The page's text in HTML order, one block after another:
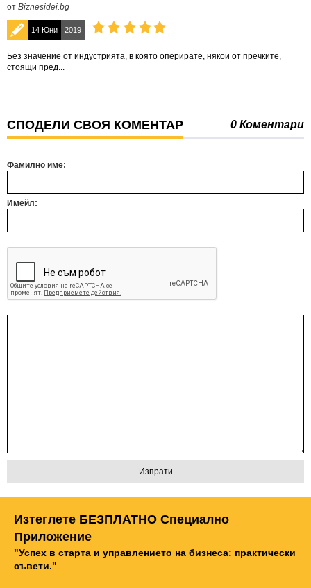
от Biznesidei.bg
14 Юни 2019
Без значение от индустрията, в която оперирате, някои от пречките,
стоящи пред...
СПОДЕЛИ СВОЯ КОМЕНТАР 0 Коментари
Фамилно име:
Имейл:
Изтеглете БЕЗПЛАТНО Специално
Приложение
"Успех в старта и управлението на бизнеса: практически
съвети."